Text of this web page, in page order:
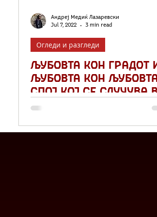
Андреј Медиќ Лазаревски
Jul 7, 2022
3 min read
Огледи и разгледи
Љубовта кон градот
љубовта кон
спој кој се случува
„И во овој град се